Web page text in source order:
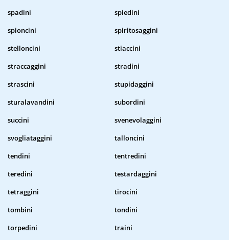
spadini
spiedini
spioncini
spiritosaggini
stelloncini
stiaccini
straccaggini
stradini
strascini
stupidaggini
sturalavandini
subordini
succini
svenevolaggini
svogliataggini
talloncini
tendini
tentredini
teredini
testardaggini
tetraggini
tirocini
tombini
tondini
torpedini
traini